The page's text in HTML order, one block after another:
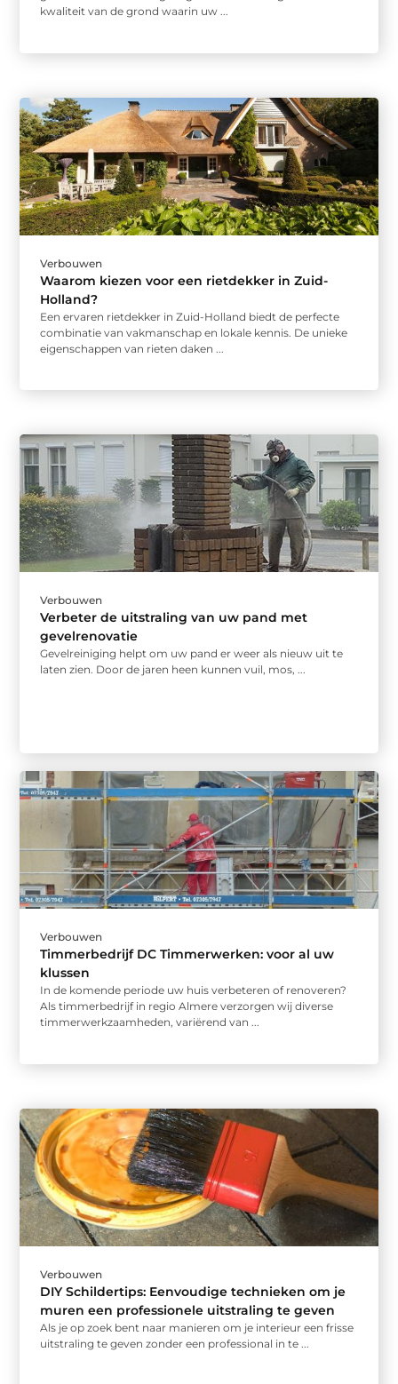
kwaliteit van de grond waarin uw ...
Verbouwen
Waarom kiezen voor een rietdekker in Zuid-
Holland?
Een ervaren rietdekker in Zuid-Holland biedt de perfecte
combinatie van vakmanschap en lokale kennis. De unieke
eigenschappen van rieten daken ...
Verbouwen
Verbeter de uitstraling van uw pand met
gevelrenovatie
Gevelreiniging helpt om uw pand er weer als nieuw uit te
laten zien. Door de jaren heen kunnen vuil, mos, ...
Verbouwen
Timmerbedrijf DC Timmerwerken: voor al uw
klussen
In de komende periode uw huis verbeteren of renoveren?
Als timmerbedrijf in regio Almere verzorgen wij diverse
timmerwerkzaamheden, variërend van ...
Verbouwen
DIY Schildertips: Eenvoudige technieken om je
muren een professionele uitstraling te geven
Als je op zoek bent naar manieren om je interieur een frisse
uitstraling te geven zonder een professional in te ...